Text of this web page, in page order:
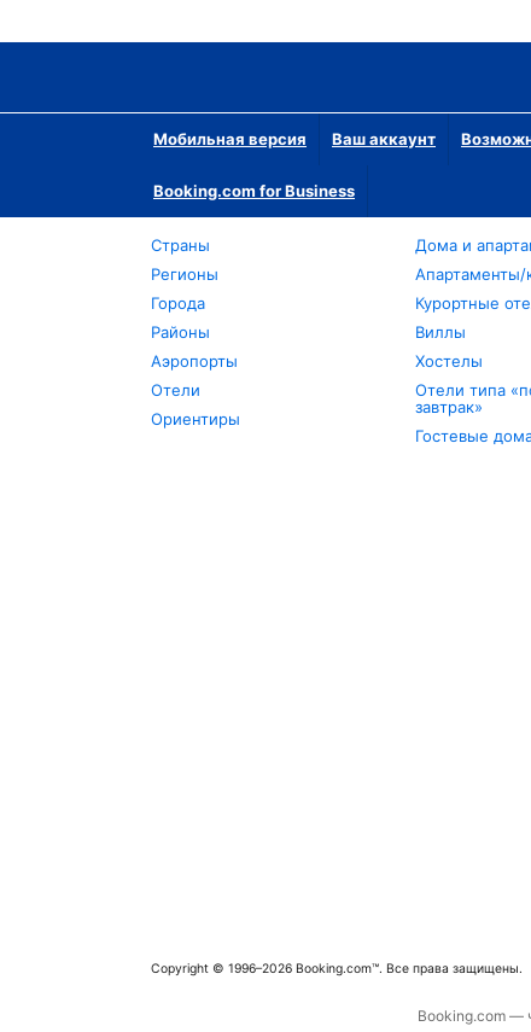
Мобильная версия Ваш аккаунт
Booking.com for Business
Страны
Регионы
Города
Районы
Аэропорты
Отели
Ориентиры
Дома и
Апартаменты/
Курортные
Виллы
Хостелы
Отели типа
завтрак»
Гостевые
Copyright © 1996–2026 Booking.com™. Все права защищены.
Booking.com —